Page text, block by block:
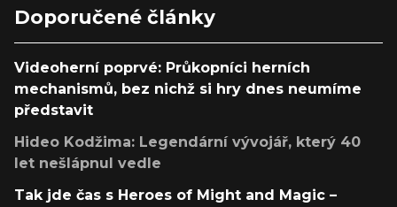
Doporučené články
Videoherní poprvé: Průkopníci herních
mechanismů, bez nichž si hry dnes neumíme
představit
Hideo Kodžima: Legendární vývojář, který 40
let nešlápnul vedle
Tak jde čas s Heroes of Might and Magic –